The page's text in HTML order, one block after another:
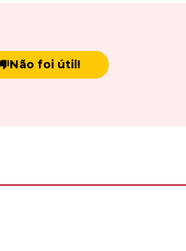
Não foi útil!